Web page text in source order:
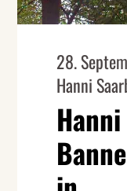
28.
Hanni